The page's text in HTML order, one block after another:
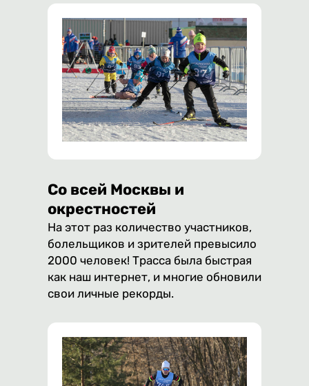
Со всей Москвы и
окрестностей
На этот раз количество участников,
болельщиков и зрителей превысило
2000 человек! Трасса была быстрая
как наш интернет, и многие обновили
свои личные рекорды.